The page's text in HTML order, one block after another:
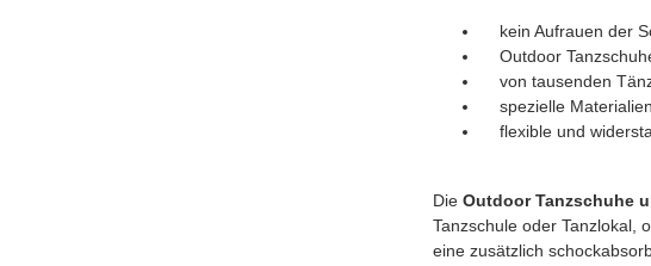
kein Aufrauen der
Outdoor
von tausenden
spezielle Materialien
flexible und
Die Outdoor Tanzschuhe
Tanzschule oder Tanzlokal,
eine zusätzlich